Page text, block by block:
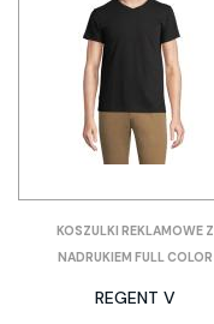
KOSZULKI REKLAMOWE Z
NADRUKIEM FULL COLOR
REGENT V